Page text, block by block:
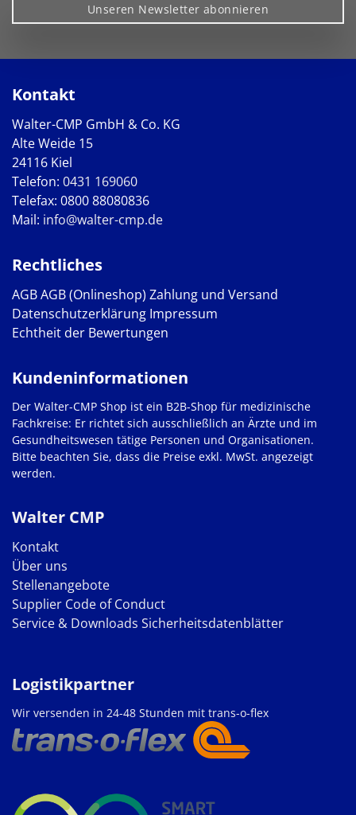
Unseren Newsletter abonnieren
Kontakt
Walter-CMP GmbH & Co. KG
Alte Weide 15
24116 Kiel
Telefon: 0431 169060
Telefax: 0800 88080836
Mail: info@walter-cmp.de
Rechtliches
AGBAGB (Onlineshop) Zahlung und Versand
Datenschutzerklärung Impressum
Echtheit der Bewertungen
Walter CMP
Kontakt
Über uns
Stellenangebote
Supplier Code of Conduct
Service & Downloads Sicherheitsdatenblätter
Kundeninformationen
Der Walter-CMP Shop ist ein B2B-Shop für medizinische
Fachkreise: Er richtet sich ausschließlich an Ärzte und im
Gesundheitswesen tätige Personen und Organisationen.
Bitte beachten Sie, dass die Preise exkl. MwSt. angezeigt
werden.
Logistikpartner
Wir versenden in 24-48 Stunden mit trans-o-flex